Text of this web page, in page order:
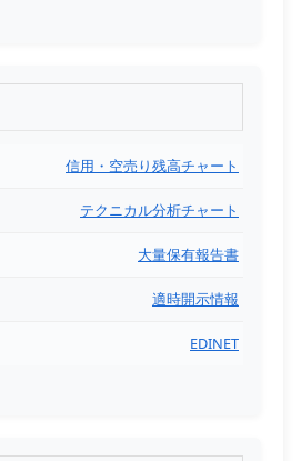
信用・空売り残高チャート
テクニカル分析チャート
大量保有報告書
適時開示情報
EDINET